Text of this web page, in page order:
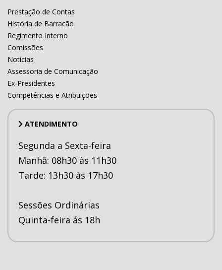
Prestação de Contas
História de Barracão
Regimento Interno
Comissões
Notícias
Assessoria de Comunicação
Ex-Presidentes
Competências e Atribuições
ATENDIMENTO
Segunda a Sexta-feira
Manhã: 08h30 às 11h30
Tarde: 13h30 às 17h30
Sessões Ordinárias
Quinta-feira ás 18h